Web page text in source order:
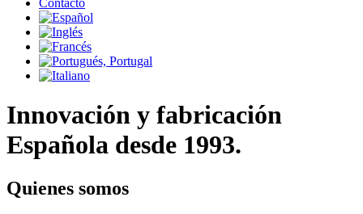
Innovación y fabricación
Española desde 1993.
Quienes somos